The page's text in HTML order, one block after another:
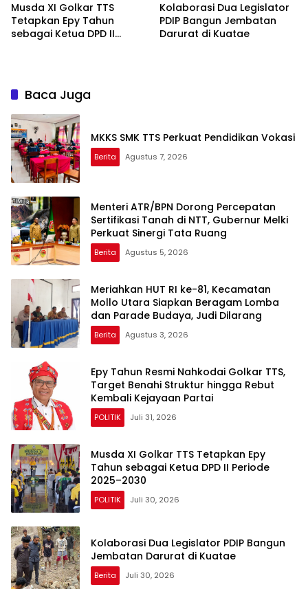
Musda XI Golkar TTS
Tetapkan Epy Tahun
sebagai Ketua DPD II
Kolaborasi Dua Legislator
PDIP Bangun Jembatan
Darurat di Kuatae
Baca Juga
MKKS SMK TTS Perkuat Pendidikan Vokasi
Berita Agustus 7, 2026
Menteri ATR/BPN Dorong Percepatan
Sertifikasi Tanah di NTT, Gubernur Melki
Perkuat Sinergi Tata Ruang
Berita Agustus 5, 2026
Meriahkan HUT RI ke-81, Kecamatan
Mollo Utara Siapkan Beragam Lomba
dan Parade Budaya, Judi Dilarang
Berita Agustus 3, 2026
Epy Tahun Resmi Nahkodai Golkar TTS,
Target Benahi Struktur hingga Rebut
Kembali Kejayaan Partai
POLITIK Juli 31, 2026
Musda XI Golkar TTS Tetapkan Epy
Tahun sebagai Ketua DPD II Periode
2025–2030
POLITIK Juli 30, 2026
Kolaborasi Dua Legislator PDIP Bangun
Jembatan Darurat di Kuatae
Berita Juli 30, 2026